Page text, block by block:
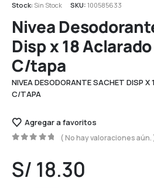
Stock: Sin Stock SKU:100585633
Nivea
Disp x 18
C/tapa
NIVEA DESODORANTE SACHET DISP
C/TAPA
Agregar a favoritos
( No hay valoraciones aún.
S/ 18.30